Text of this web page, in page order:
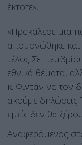
έκτοτε».
«Προκάλεσε μια
απομονώθηκε
τέλος
εθνικά θέματα,
κ. Φιντάν να τον
ακούμε δηλώσεις
εμείς δεν θα
Αναφερόμενος